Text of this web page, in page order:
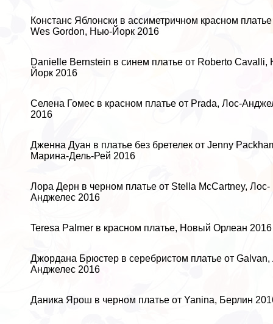
Констанс Яблонски в ассиметричном красном платье
Wes Gordon, Нью-Йорк 2016
Danielle Bernstein в синем платье от Roberto Cavalli,
Йорк 2016
Селена Гомес в красном платье от Prada, Лос-
2016
Дженна Дуан в платье без бретелек от Jenny
Марина-Дель-Рей 2016
Лора Дерн в черном платье от Stella McCartney, Лос-
Анджелес 2016
Teresa Palmer в красном платье, Новый Орлеан 2016
Джордана Брюстер в серебристом платье от Galvan,
Анджелес 2016
Даника Ярош в черном платье от Yanina, Берлин